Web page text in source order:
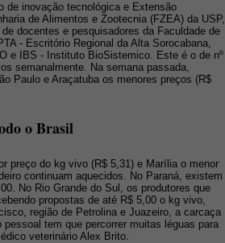
de inovação tecnológica e Extensão
de Alimentos e Zootecnia (FZEA) da USP,
docentes e pesquisadores da Faculdade de
- Escritório Regional da Alta Sorocabana,
e IBS - Instituto BioSistemico. Este é o de nº
semanalmente. Na semana passada,
Paulo e Araçatuba os menores preços (R$
o Brasil
preço do kg vivo (R$ 5,31) e Marília o menor
continuam aquecidos. No Paraná, existem
No Rio Grande do Sul, os produtores que
propostas de até R$ 5,00 o kg vivo,
região de Petrolina e Juazeiro, a carcaça
tem que percorrer muitas léguas para
veterinário Alex Brito.